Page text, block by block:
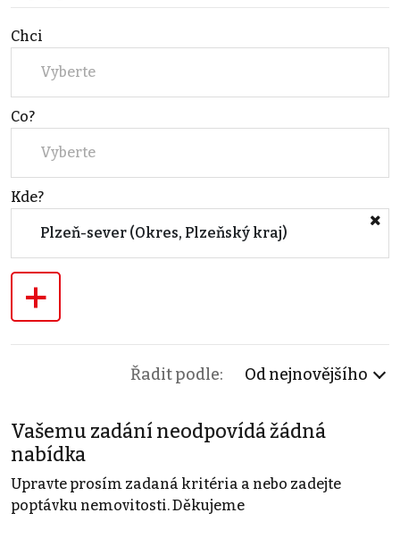
Chci
Vyberte
Co?
Vyberte
Kde?
Plzeň-sever (Okres, Plzeňský kraj)
+
Řadit podle: Od nejnovějšího
Vašemu zadání neodpovídá žádná
nabídka
Upravte prosím zadaná kritéria a nebo zadejte
poptávku nemovitosti. Děkujeme